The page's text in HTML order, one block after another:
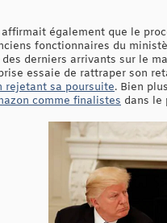
également que le
fonctionnaires du
derniers arrivants sur le
essaie de rattraper son
rejetant sa poursuite. Bien
comme finalistes dans le